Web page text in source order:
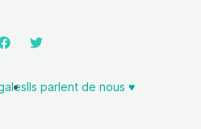
Ils parlent de nous ♥️